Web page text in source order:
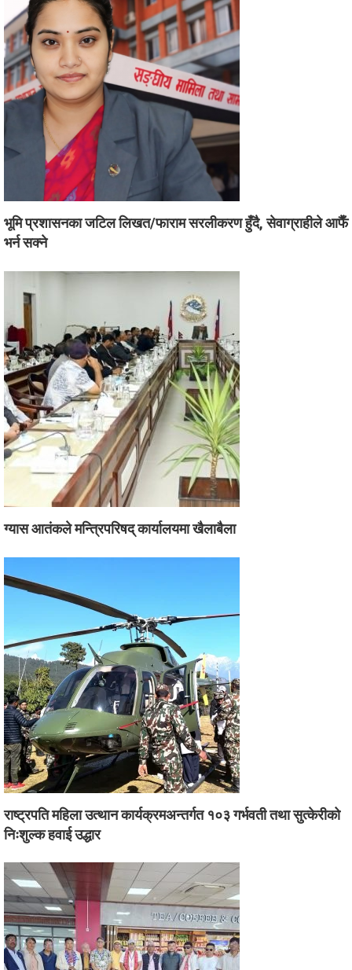
भूमि प्रशासनका जटिल लिखत/फाराम सरलीकरण हुँदै, सेवाग्राहीले आफैँ
भर्न सक्ने
ग्यास आतंकले मन्त्रिपरिषद् कार्यालयमा खैलाबैला
राष्ट्रपति महिला उत्थान कार्यक्रमअन्तर्गत १०३ गर्भवती तथा सुत्केरीको
निःशुल्क हवाई उद्धार